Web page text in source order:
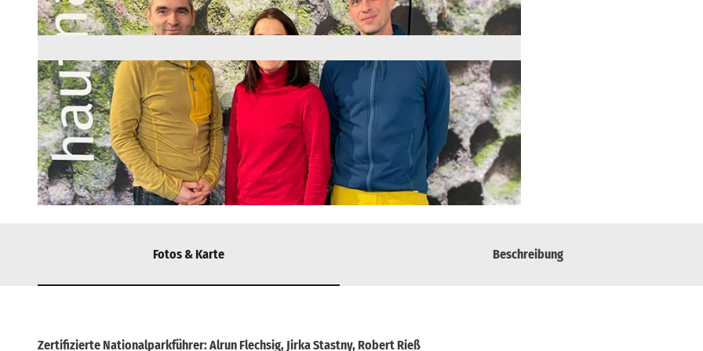
Fotos & Karte Beschreibung
Zertifizierte Nationalparkführer: Alrun Flechsig, Jirka Stastny, Robert Rieß